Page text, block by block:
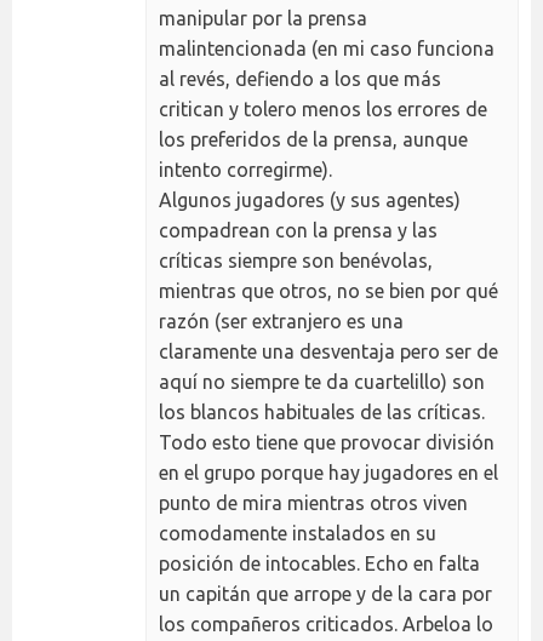
manipular por la prensa
malintencionada (en mi caso funciona
al revés, defiendo a los que más
critican y tolero menos los errores de
los preferidos de la prensa, aunque
intento corregirme).
Algunos jugadores (y sus agentes)
compadrean con la prensa y las
críticas siempre son benévolas,
mientras que otros, no se bien por qué
razón (ser extranjero es una
claramente una desventaja pero ser de
aquí no siempre te da cuartelillo) son
los blancos habituales de las críticas.
Todo esto tiene que provocar división
en el grupo porque hay jugadores en el
punto de mira mientras otros viven
comodamente instalados en su
posición de intocables. Echo en falta
un capitán que arrope y de la cara por
los compañeros criticados. Arbeloa lo